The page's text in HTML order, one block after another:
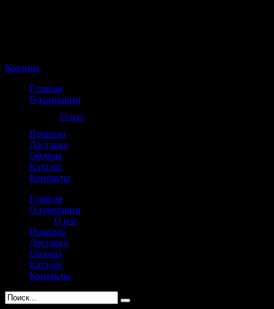
Корзина
Главная
О компании
О нас
Правила
Доставка
Обзоры
Каталог
Контакты
Главная
О компании
О нас
Правила
Доставка
Обзоры
Каталог
Контакты